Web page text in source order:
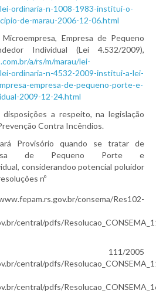
ordinaria-n-1008-1983-institui-o-
de-marau-2006-12-06.html
Empresa de Pequeno
Individual (Lei 4.532/2009),
a/rs/m/marau/lei-
ordinaria-n-4532-2009-institui-a-lei-
empresa-de-pequeno-porte-e-
2009-12-24.html
a respeito, na legislação
Contra Incêndios.
Provisório quando se tratar de
de Pequeno Porte e
considerandoo potencial poluidor
nº
consema/Res102-
central/pdfs/
111/2005
central/pdfs/
central/pdfs/